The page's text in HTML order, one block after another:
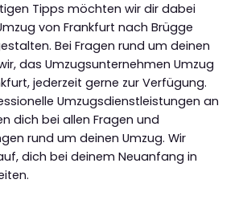
Tipps möchten wir dir dabei
von Frankfurt nach Brügge
Bei Fragen rund um deinen
das Umzugsunternehmen Umzug
jederzeit gerne zur Verfügung.
Umzugsdienstleistungen an
dich bei allen Fragen und
rund um deinen Umzug. Wir
dich bei deinem Neuanfang in